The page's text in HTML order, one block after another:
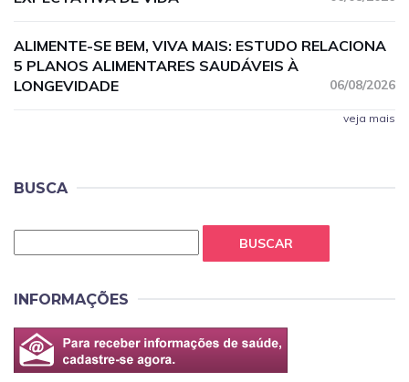
ALIMENTE-SE BEM, VIVA MAIS: ESTUDO RELACIONA
5 PLANOS ALIMENTARES SAUDÁVEIS À
LONGEVIDADE
06/08/2026
veja mais
BUSCA
BUSCAR
INFORMAÇÕES